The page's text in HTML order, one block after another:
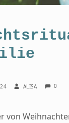
ALISA 0
von